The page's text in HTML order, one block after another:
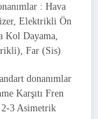
: Hava
Elektrikli Ön
Dayama,
Far (Sis)
donanımlar
Karşıtı Fren
3 Asimetrik